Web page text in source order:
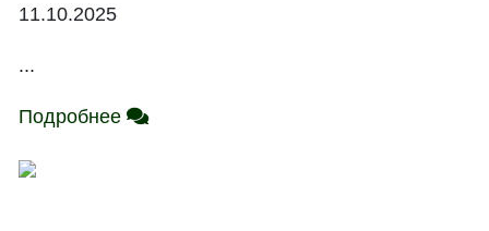
11.10.2025
...
Подробнее